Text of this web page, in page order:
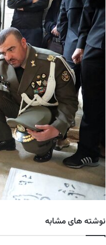
نوشته های مشابه